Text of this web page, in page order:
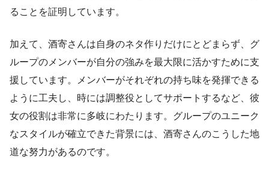
ることを証明しています。
加えて、酒寄さんは自身のネタ作りだけにとどまらず、グ
ループのメンバーが自分の強みを最大限に活かすために支
援しています。メンバーがそれぞれの持ち味を発揮できる
ように工夫し、時には調整役としてサポートするなど、彼
女の役割は非常に多岐にわたります。グループのユニーク
なスタイルが確立できた背景には、酒寄さんのこうした地
道な努力があるのです。